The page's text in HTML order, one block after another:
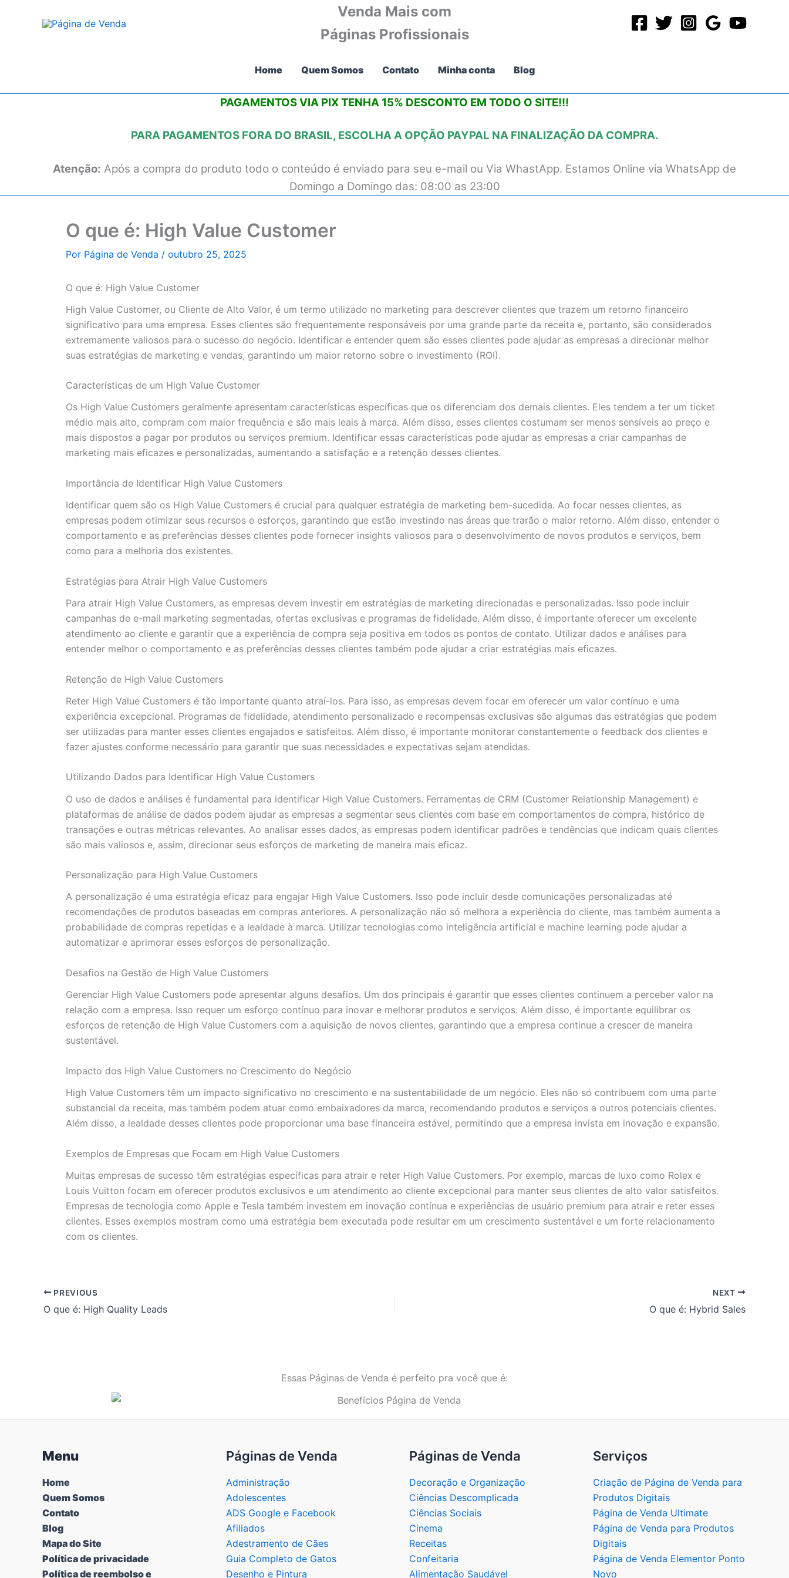
Venda Mais com
Páginas Profissionais
Home Quem Somos Contato Minha conta Blog
PAGAMENTOS VIA PIXTENHA 15% DESCONTO EM TODO O SITE!!!
PARA PAGAMENTOS FORA DO BRASIL, ESCOLHA A OPÇÃO PAYPAL NA FINALIZAÇÃO DA COMPRA.
Atenção: Após a compra do produto todo o conteúdo é enviado para seu e-mail ou Via WhastApp. Estamos Online via WhatsApp de
Domingo a Domingo das: 08:00 as 23:00
O que é: High Value Customer
Por Página de Venda / outubro 25, 2025
O que é: High Value Customer
High Value Customer, ou Cliente de Alto Valor, é um termo utilizado no marketing para descrever clientes que trazem um retorno financeiro
significativo para uma empresa. Esses clientes são frequentemente responsáveis por uma grande parte da receita e, portanto, são considerados
extremamente valiosos para o sucesso do negócio. Identificar e entender quem são esses clientes pode ajudar as empresas a direcionar melhor
suas estratégias de marketing e vendas, garantindo um maior retorno sobre o investimento (ROI).
Características de um High Value Customer
Os High Value Customers geralmente apresentam características específicas que os diferenciam dos demais clientes. Eles tendem a ter um ticket
médio mais alto, compram com maior frequência e são mais leais à marca. Além disso, esses clientes costumam ser menos sensíveis ao preço e
mais dispostos a pagar por produtos ou serviços premium. Identificar essas características pode ajudar as empresas a criar campanhas de
marketing mais eficazes e personalizadas, aumentando a satisfação e a retenção desses clientes.
Importância de Identificar High Value Customers
Identificar quem são os High Value Customers é crucial para qualquer estratégia de marketing bem-sucedida. Ao focar nesses clientes, as
empresas podem otimizar seus recursos e esforços, garantindo que estão investindo nas áreas que trarão o maior retorno. Além disso, entender o
comportamento e as preferências desses clientes pode fornecer insights valiosos para o desenvolvimento de novos produtos e serviços, bem
como para a melhoria dos existentes.
Estratégias para Atrair High Value Customers
Para atrair High Value Customers, as empresas devem investir em estratégias de marketing direcionadas e personalizadas. Isso pode incluir
campanhas de e-mail marketing segmentadas, ofertas exclusivas e programas de fidelidade. Além disso, é importante oferecer um excelente
atendimento ao cliente e garantir que a experiência de compra seja positiva em todos os pontos de contato. Utilizar dados e análises para
entender melhor o comportamento e as preferências desses clientes também pode ajudar a criar estratégias mais eficazes.
Retenção de High Value Customers
Reter High Value Customers é tão importante quanto atraí-los. Para isso, as empresas devem focar em oferecer um valor contínuo e uma
experiência excepcional. Programas de fidelidade, atendimento personalizado e recompensas exclusivas são algumas das estratégias que podem
ser utilizadas para manter esses clientes engajados e satisfeitos. Além disso, é importante monitorar constantemente o feedback dos clientes e
fazer ajustes conforme necessário para garantir que suas necessidades e expectativas sejam atendidas.
Utilizando Dados para Identificar High Value Customers
O uso de dados e análises é fundamental para identificar High Value Customers. Ferramentas de CRM (Customer Relationship Management) e
plataformas de análise de dados podem ajudar as empresas a segmentar seus clientes com base em comportamentos de compra, histórico de
transações e outras métricas relevantes. Ao analisar esses dados, as empresas podem identificar padrões e tendências que indicam quais clientes
são mais valiosos e, assim, direcionar seus esforços de marketing de maneira mais eficaz.
Personalização para High Value Customers
A personalização é uma estratégia eficaz para engajar High Value Customers. Isso pode incluir desde comunicações personalizadas até
recomendações de produtos baseadas em compras anteriores. A personalização não só melhora a experiência do cliente, mas também aumenta a
probabilidade de compras repetidas e a lealdade à marca. Utilizar tecnologias como inteligência artificial e machine learning pode ajudar a
automatizar e aprimorar esses esforços de personalização.
Desafios na Gestão de High Value Customers
Gerenciar High Value Customers pode apresentar alguns desafios. Um dos principais é garantir que esses clientes continuem a perceber valor na
relação com a empresa. Isso requer um esforço contínuo para inovar e melhorar produtos e serviços. Além disso, é importante equilibrar os
esforços de retenção de High Value Customers com a aquisição de novos clientes, garantindo que a empresa continue a crescer de maneira
sustentável.
Impacto dos High Value Customers no Crescimento do Negócio
High Value Customers têm um impacto significativo no crescimento e na sustentabilidade de um negócio. Eles não só contribuem com uma parte
substancial da receita, mas também podem atuar como embaixadores da marca, recomendando produtos e serviços a outros potenciais clientes.
Além disso, a lealdade desses clientes pode proporcionar uma base financeira estável, permitindo que a empresa invista em inovação e expansão.
Exemplos de Empresas que Focam em High Value Customers
Muitas empresas de sucesso têm estratégias específicas para atrair e reter High Value Customers. Por exemplo, marcas de luxo como Rolex e
Louis Vuitton focam em oferecer produtos exclusivos e um atendimento ao cliente excepcional para manter seus clientes de alto valor satisfeitos.
Empresas de tecnologia como Apple e Tesla também investem em inovação contínua e experiências de usuário premium para atrair e reter esses
clientes. Esses exemplos mostram como uma estratégia bem executada pode resultar em um crescimento sustentável e um forte relacionamento
com os clientes.
PREVIOUS
O que é: High Quality Leads
NEXT
O que é: Hybrid Sales
Essas Páginas de Venda é perfeito pra você que é:
Menu
Home
Quem Somos
Contato
Blog
Mapa do Site
Política de privacidade
Política de reembolso e
Páginas de Venda
Administração
Adolescentes
ADS Google e Facebook
Afiliados
Adestramento de Cães
Guia Completo de Gatos
Desenho e Pintura
Páginas de Venda
Decoração e Organização
Ciências Descomplicada
Ciências Sociais
Cinema
Receitas
Confeitaria
Alimentação Saudável
Serviços
Criação de Página de Venda para
Produtos Digitais
Página de Venda Ultimate
Página de Venda para Produtos
Digitais
Página de Venda Elementor Ponto
Novo